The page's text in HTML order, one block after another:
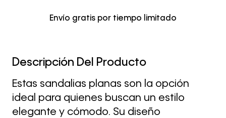
Envío gratis por tiempo limitado
Descripción Del Producto
Estas sandalias planas son la opción
ideal para quienes buscan un estilo
elegante y cómodo. Su diseño